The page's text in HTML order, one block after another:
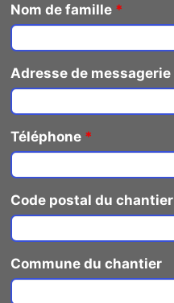
Nom de famille *
Adresse de messagerie
Téléphone *
Code postal du chantier
Commune du chantier